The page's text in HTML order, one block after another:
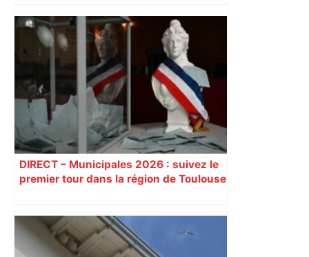
DIRECT – Municipales 2026 : suivez le
premier tour dans la région de Toulouse